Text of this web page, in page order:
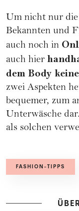
Um nicht nur
Bekannten und
auch noch in
auch hier
dem Body
zwei Aspekten
bequemer, zum
Unterwäsche
als solchen
FASHION-TIPPS